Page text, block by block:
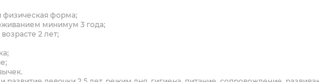
форма;
минимум 3 года;
2 лет;